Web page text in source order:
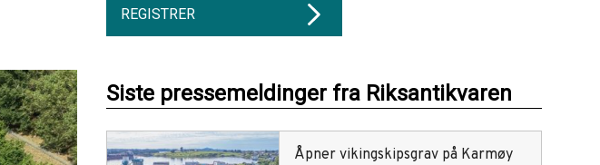
REGISTRER
Siste pressemeldinger fra Riksantikvaren
Åpner vikingskipsgrav på Karmøy